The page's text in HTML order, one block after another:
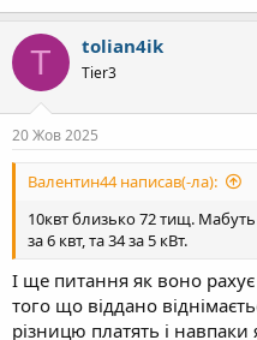
T tolian4ik
Tier3
20 Жов 2025
Валентин44 написав(-ла):
10квт близько 72 тищ.
за 6 квт, та 34 за 5 кВт.
І ще питання як воно
того що віддано
різницю платять і